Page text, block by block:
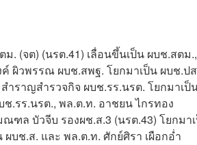
(จต) (นรต.41) เลื่อนขึ้นเป็น ผบช.สตม.,
ผิวพรรณ ผบช.สพฐ. โยกมาเป็น ผบช.ป
ำราญสำรวจกิจ ผบช.รร.นรต. โยกมาเป็
.รร.นรต., พล.ต.ท. อาชยน ไกรทอง
ฑล บัวจีบ รองผช.ส.3 (นรต.43) โยกมา
บช.ส. และ พล.ต.ท. ศักย์ศิรา เผือกอ่ำ